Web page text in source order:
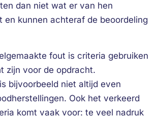
dan niet wat er van hen
en kunnen achteraf de beoordeling
fout is criteria gebruiken
zijn voor de opdracht.
bijvoorbeeld niet altijd even
Ook het verkeerd
komt vaak voor: te veel nadruk